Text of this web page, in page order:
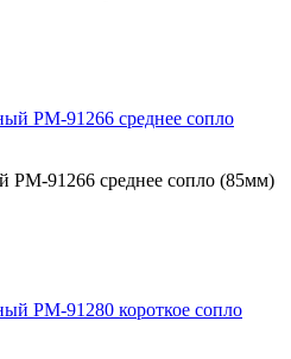
РМ-91266 среднее сопло (85мм)